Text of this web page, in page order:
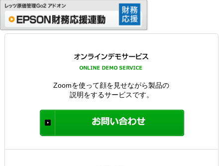
Zoomを使って顔を見せながら製品の
説明をするサービスです。